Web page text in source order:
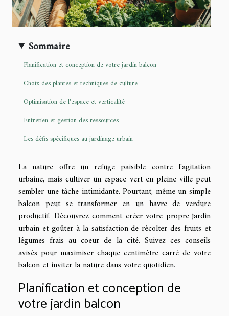
Sommaire
Planification et conception de votre jardin balcon
Choix des plantes et techniques de culture
Optimisation de l'espace et verticalité
Entretien et gestion des ressources
Les défis spécifiques au jardinage urbain
La nature offre un refuge paisible contre l'agitation
urbaine, mais cultiver un espace vert en pleine ville peut
sembler une tâche intimidante. Pourtant, même un simple
balcon peut se transformer en un havre de verdure
productif. Découvrez comment créer votre propre jardin
urbain et goûter à la satisfaction de récolter des fruits et
légumes frais au coeur de la cité. Suivez ces conseils
avisés pour maximiser chaque centimètre carré de votre
balcon et inviter la nature dans votre quotidien.
Planification et conception de
votre jardin balcon